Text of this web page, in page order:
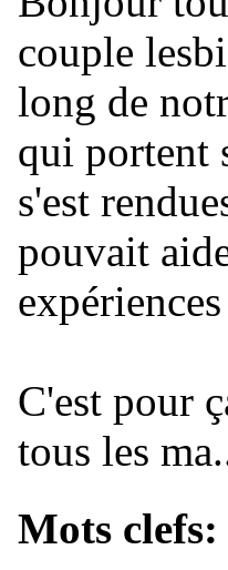
couple
long de
qui portent
s'est
pouvait
C'est pour
tous les
Mots clefs: